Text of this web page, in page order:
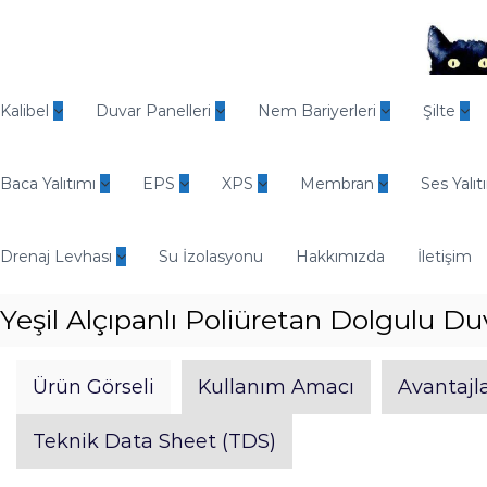
e
d
E
ü
t
Kalibel Duvar Panelleri Nem Bariyerleri Şilte
Baca Yalıtımı EPS XPS Membran Ses
Drenaj Levhası Su İzolasyonu Hakkımızda İletişim
Yeşil Alçıpanlı Poliüretan Dolgulu
Ürün Görseli Kullanım Amacı
Teknik Data Sheet (TDS)